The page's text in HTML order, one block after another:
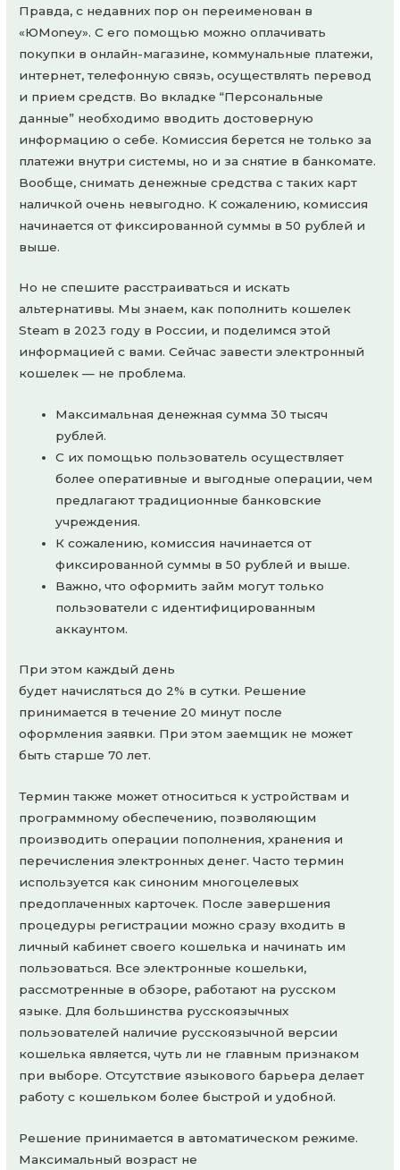
Правда, с недавних пор он переименован в
«ЮMoney». С его помощью можно оплачивать
покупки в онлайн-магазине, коммунальные платежи,
интернет, телефонную связь, осуществлять перевод
и прием средств. Во вкладке “Персональные
данные” необходимо вводить достоверную
информацию о себе. Комиссия берется не только за
платежи внутри системы, но и за снятие в банкомате.
Вообще, снимать денежные средства с таких карт
наличкой очень невыгодно. К сожалению, комиссия
начинается от фиксированной суммы в 50 рублей и
выше.
Но не спешите расстраиваться и искать
альтернативы. Мы знаем, как пополнить кошелек
Steam в 2023 году в России, и поделимся этой
информацией с вами. Сейчас завести электронный
кошелек — не проблема.
Максимальная денежная сумма 30 тысяч
рублей.
С их помощью пользователь осуществляет
более оперативные и выгодные операции, чем
предлагают традиционные банковские
учреждения.
К сожалению, комиссия начинается от
фиксированной суммы в 50 рублей и выше.
Важно, что оформить займ могут только
пользователи с идентифицированным
аккаунтом.
При этом каждый день
будет начисляться до 2% в сутки. Решение
принимается в течение 20 минут после
оформления заявки. При этом заемщик не может
быть старше 70 лет.
Термин также может относиться к устройствам и
программному обеспечению, позволяющим
производить операции пополнения, хранения и
перечисления электронных денег. Часто термин
используется как синоним многоцелевых
предоплаченных карточек. После завершения
процедуры регистрации можно сразу входить в
личный кабинет своего кошелька и начинать им
пользоваться. Все электронные кошельки,
рассмотренные в обзоре, работают на русском
языке. Для большинства русскоязычных
пользователей наличие русскоязычной версии
кошелька является, чуть ли не главным признаком
при выборе. Отсутствие языкового барьера делает
работу с кошельком более быстрой и удобной.
Решение принимается в автоматическом режиме.
Максимальный возраст не